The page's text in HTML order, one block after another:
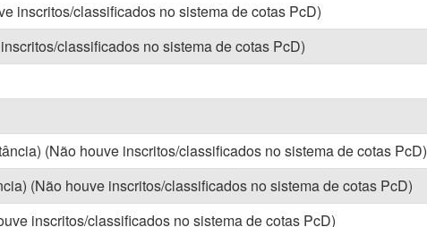
inscritos/classificados no sistema de cotas PcD)
classificados no sistema de cotas PcD)
(Não houve inscritos/classificados no sistema de cotas PcD)
(Não houve inscritos/classificados no sistema de cotas PcD)
inscritos/classificados no sistema de cotas PcD)